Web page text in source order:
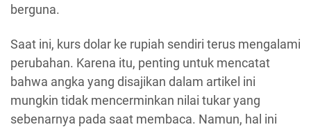
berguna.
Saat ini, kurs dolar ke rupiah sendiri terus mengalami
perubahan. Karena itu, penting untuk mencatat
bahwa angka yang disajikan dalam artikel ini
mungkin tidak mencerminkan nilai tukar yang
sebenarnya pada saat membaca. Namun, hal ini